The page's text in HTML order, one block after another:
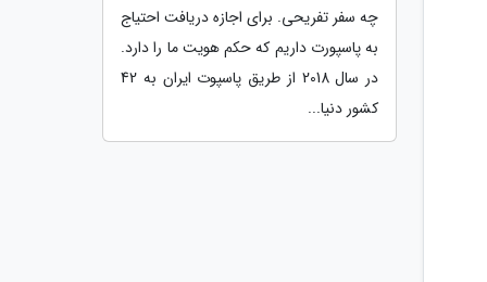
چه سفر تفریحی. برای اجازه دریافت احتیاج
به پاسپورت داریم که حکم هویت ما را دارد.
در سال 2018 از طریق پاسپوت ایران به 42
کشور دنیا...